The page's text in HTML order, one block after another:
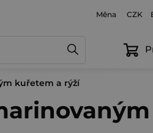
Měna CZK
kuřetem a rýží